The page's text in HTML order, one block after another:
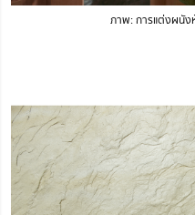
ภาพ: การแต่งผนัง